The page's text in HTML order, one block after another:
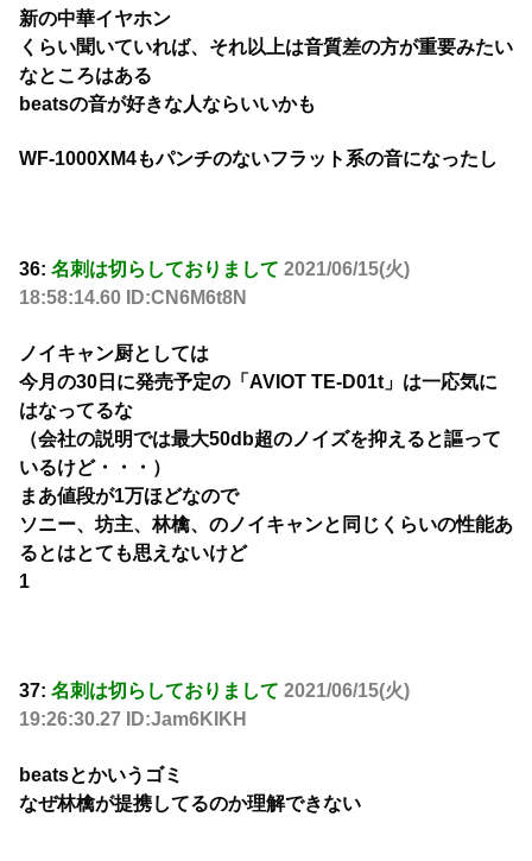
新の中華イヤホン
くらい聞いていれば、それ以上は音質差の方が重要みたい
なところはある
beatsの音が好きな人ならいいかも
WF-1000XM4もパンチのないフラット系の音になったし
36: 名刺は切らしておりまして 2021/06/15(火)
18:58:14.60 ID:CN6M6t8N
ノイキャン厨としては
今月の30日に発売予定の「AVIOT TE-D01t」は一応気に
はなってるな
（会社の説明では最大50db超のノイズを抑えると謳って
いるけど・・・）
まあ値段が1万ほどなので
ソニー、坊主、林檎、のノイキャンと同じくらいの性能あ
るとはとても思えないけど
1
37: 名刺は切らしておりまして 2021/06/15(火)
19:26:30.27 ID:Jam6KIKH
beatsとかいうゴミ
なぜ林檎が提携してるのか理解できない